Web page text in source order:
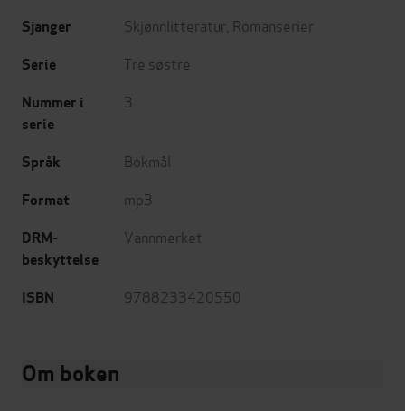
Sjanger Skjønnlitteratur Romanserier
Serie Tre søstre
Nummer i
serie
3
Språk Bokmål
Format mp3
DRM-
beskyttelse
Vannmerket
ISBN 9788233420550
Om boken